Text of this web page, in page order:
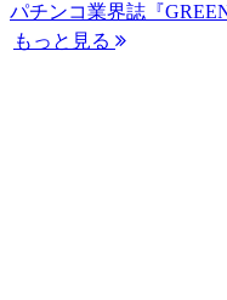
パチンコ業界誌『
もっと見る